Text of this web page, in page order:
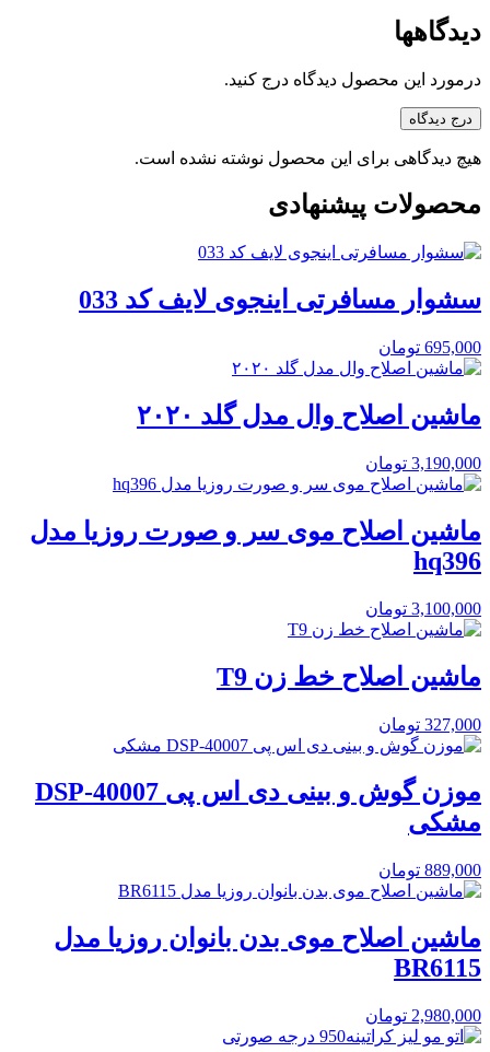
دیدگاهها
درمورد این محصول دیدگاه درج کنید.
درج دیدگاه
هیچ دیدگاهی برای این محصول نوشته نشده است.
محصولات پیشنهادی
سشوار مسافرتی اینجوی لایف کد 033
695,000 تومان
ماشین اصلاح وال مدل گلد ۲۰۲۰
3,190,000 تومان
ماشین اصلاح موی سر و صورت روزیا مدل
hq396
3,100,000 تومان
ماشین اصلاح خط زن T9
327,000 تومان
موزن گوش و بینی دی اس پی DSP-40007
مشکی
889,000 تومان
ماشین اصلاح موی بدن بانوان روزیا مدل
BR6115
2,980,000 تومان